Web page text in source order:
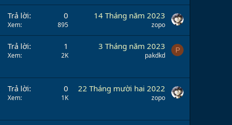
Trả lời 0
Xem 895
14 Tháng năm 2023
zopo
Trả lời 1
Xem 2K
3 Tháng năm 2023
pakdkd
P
Trả lời 0
Xem 1K
22 Tháng mười hai 2022
zopo